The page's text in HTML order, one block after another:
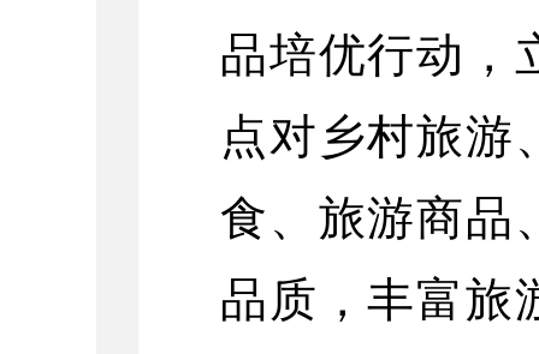
品培优行动，
点对乡村旅游
食、旅游商品
品质，丰富旅